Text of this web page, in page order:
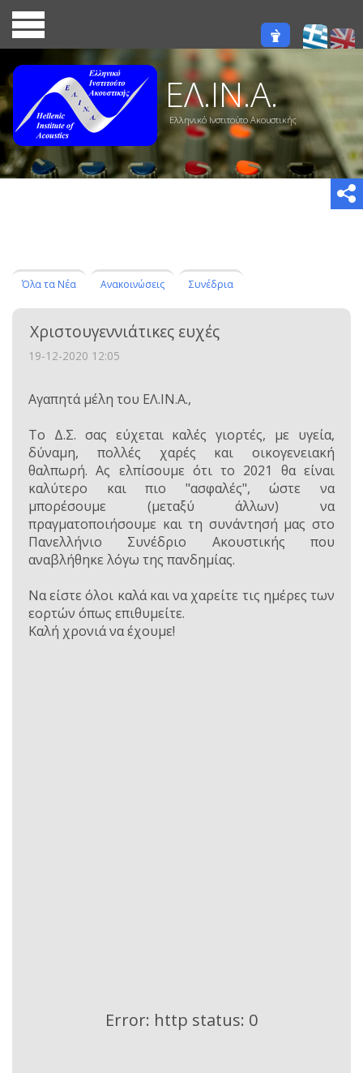
ΕΛ.ΙΝ.Α.
Ελληνικό Ινστιτούτο Ακουστικής
Όλα τα Νέα Ανακοινώσεις Συνέδρια
Χριστουγεννιάτικες ευχές
19-12-2020 12:05
Αγαπητά μέλη του ΕΛ.ΙΝ.Α.,
Το Δ.Σ. σας εύχεται καλές γιορτές, με υγεία,
δύναμη, πολλές χαρές και οικογενειακή
θαλπωρή. Ας ελπίσουμε ότι το 2021 θα είναι
καλύτερο και πιο "ασφαλές", ώστε να
μπορέσουμε (μεταξύ άλλων) να
πραγματοποιήσουμε και τη συνάντησή μας στο
Πανελλήνιο Συνέδριο Ακουστικής που
αναβλήθηκε λόγω της πανδημίας.
Να είστε όλοι καλά και να χαρείτε τις ημέρες των
εορτών όπως επιθυμείτε.
Καλή χρονιά να έχουμε!
Error: http status: 0